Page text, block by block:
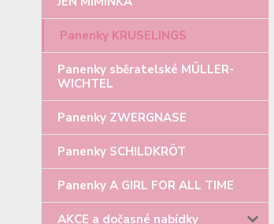
Panenky KRUSELINGS
Panenky sběratelské MÜLLER-
WICHTEL
Panenky ZWERGNASE
Panenky SCHILDKRÖT
Panenky A GIRL FOR ALL TIME
AKCE a dočasné nabídky